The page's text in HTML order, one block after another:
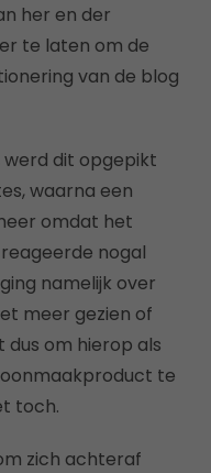
her en der
te laten om de
van de blog
werd dit opgepikt
waarna een
omdat het
nogal
namelijk over
meer gezien of
om hierop als
te
toch.
zich achteraf